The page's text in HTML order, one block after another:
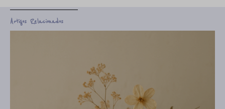
Artigos Relacionados